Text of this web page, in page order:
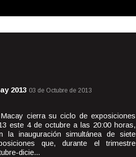
2013 03 de Octubre de 2013
cierra su ciclo de exposiciones
este 4 de octubre a las 20:00 horas,
la inauguración simultánea de siete
que, durante el trimestre
dicie...